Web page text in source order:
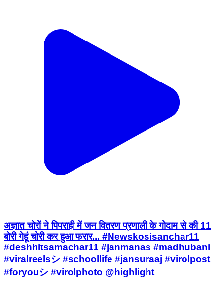
अज्ञात चोरों ने पिपराही में जन वितरण प्रणाली के गोदाम से की 11
बोरी गेहूं चोरी कर हुआ फरार... #Newskosisanchar11
#deshhitsamachar11 #janmanas #madhubani
#viralreelsシ #schoollife #jansuraaj #virolpost
#foryouシ #virolphoto @highlight